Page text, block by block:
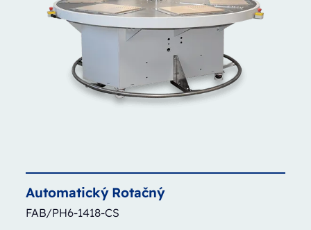
Automatický Rotačný
FAB/PH6-1418-CS